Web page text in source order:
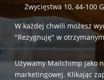
Zwycięstwa 10, 44-100
W każdej chwili możesz
"Rezygnuję" w
Używamy Mailchimp jako
marketingowej. Klikając